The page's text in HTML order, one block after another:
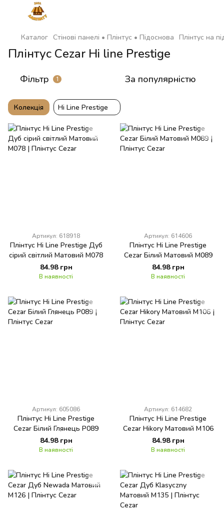
Каталог Стінові панелі • Плінтус • Підоснова Плінтус на
Плінтус Cezar Hi line Prestige
Фільтр 1 За популярністю
Колекція Hi Line Prestige
Артикул: 618918
Плінтус Hi Line Prestige Дуб
сірий світлий Матовий M078
84.98 грн
В наявності
Артикул: 614606
Плінтус Hi Line Prestige
Cezar Білий Матовий M089
84.98 грн
В наявності
Артикул: 605086
Плінтус Hi Line Prestige
Cezar Білий Глянець P089
84.98 грн
В наявності
Артикул: 614682
Плінтус Hi Line Prestige
Cezar Hikory Матовий M106
84.98 грн
В наявності